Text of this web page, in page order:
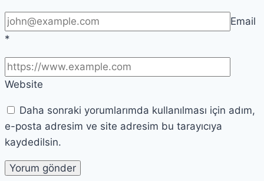
Email
*
Website
Daha sonraki yorumlarımda kullanılması için adım,
e-posta adresim ve site adresim bu tarayıcıya
kaydedilsin.